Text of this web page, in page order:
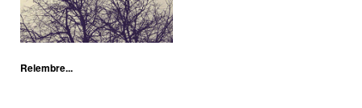
Relembre...